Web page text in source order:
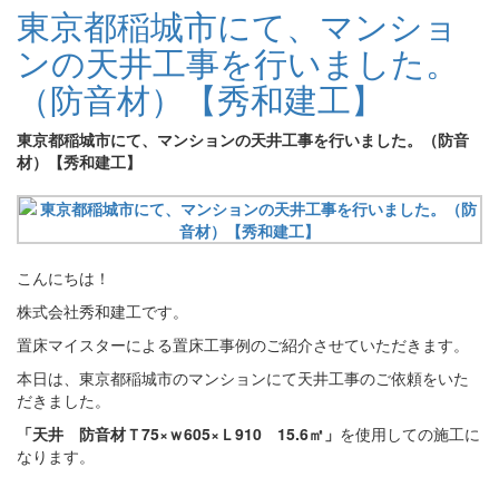
東京都稲城市にて、マンショ
ンの天井工事を行いました。
（防音材）【秀和建工】
東京都稲城市にて、マンションの天井工事を行いました。（防音
材）【秀和建工】
こんにちは！
株式会社秀和建工です。
置床マイスターによる置床工事例のご紹介させていただきます。
本日は、東京都稲城市のマンションにて天井工事のご依頼をいた
だきました。
「天井 防音材Ｔ75×ｗ605×Ｌ910 15.6㎡」 を使用しての施工に
なります。